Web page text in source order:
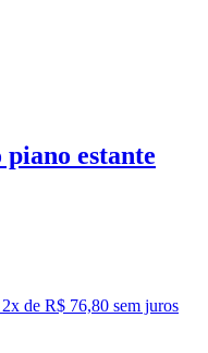
estante
2x de R$ 76,80 sem juros